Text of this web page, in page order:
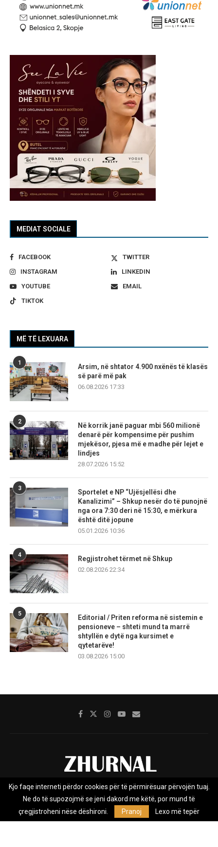
MEDIAT SOCIALE
FACEBOOK
TWITTER
INSTAGRAM
LINKEDIN
YOUTUBE
EMAIL
TIKTOK
MË TË LEXUARA
1
Arsim, në shtator 4.900 nxënës të klasës
së parë më pak
06.08.2026 17:33
2
Në korrik janë paguar mbi 560 milionë
denarë për kompensime për pushim
mjekësor, pjesa më e madhe për lejet e
lindjes
28.07.2026 15:52
3
Sportelet e NP “Ujësjellësi dhe
Kanalizimi” – Shkup nesër do të punojnë
nga ora 7:30 deri në 15:30, e mërkura
është ditë jopune
05.01.2026 10:36
4
Regjistrohet tërmet në Shkup
02.08.2026 22:34
5
Editorial / Priten reforma në sistemin e
pensioneve – shteti mund ta marrë
shtyllën e dytë nga kursimet e
qytetarëve!
03.08.2026 15:00
Rreth nesh Impresumi Marketing
Privacy Policy
Zhurnal.mk është Agjenci e Lajmeve e pavarur, e themeluar në vitin
Kjo faqe interneti përdor cookies për të përmirësuar përvojën tuaj.
Ne do të supozojmë se jeni dakord me këtë, por mund të
çregjistroheni nëse dëshironi.
Pranoj Lexo më tepër